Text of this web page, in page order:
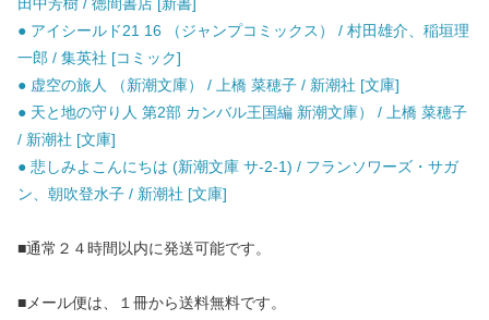
● アイシールド21 16 （ジャンプコミックス） / 村田雄介、稲垣理
一郎 / 集英社 [コミック]
● 虚空の旅人 （新潮文庫） / 上橋 菜穂子 / 新潮社 [文庫]
● 天と地の守り人 第2部 カンバル王国編 新潮文庫） / 上橋 菜穂子
/ 新潮社 [文庫]
● 悲しみよこんにちは (新潮文庫 サ-2-1) / フランソワーズ・サガ
ン、朝吹登水子 / 新潮社 [文庫]
■通常２４時間以内に発送可能です。
■メール便は、１冊から送料無料です。